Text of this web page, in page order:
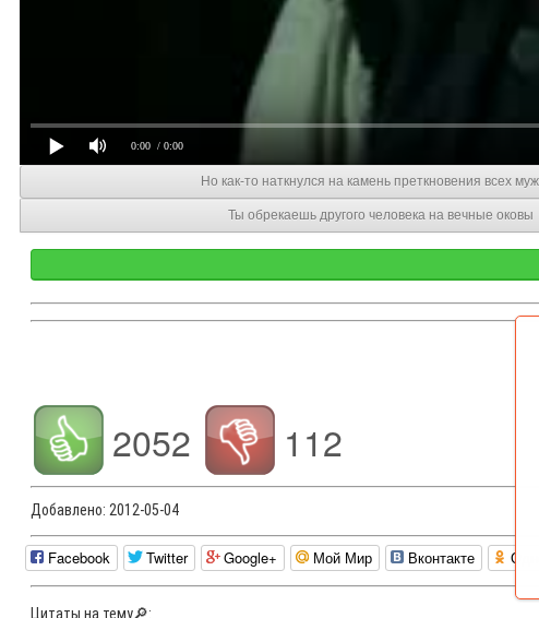
0:00 / 0:00
Но как-то наткнулся на камень преткновения всех
Ты обрекаешь другого человека на вечные оковы
2052 112
Добавлено: 2012-05-04
Facebook Twitter Google+ Мой Мир Вконтакте
Цитаты на тему🔎: